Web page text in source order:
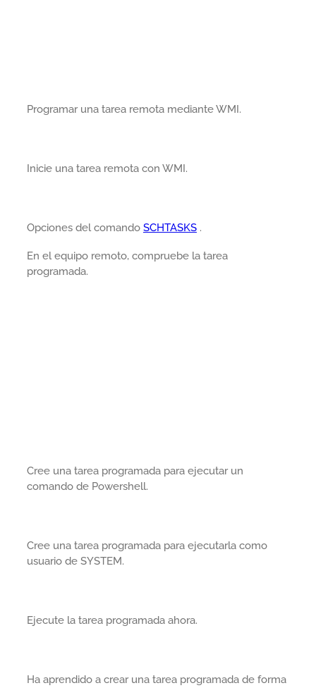
Programar una tarea remota mediante WMI.
Inicie una tarea remota con WMI.
Opciones del comando SCHTASKS.
En el equipo remoto, compruebe la tarea
programada.
Cree una tarea programada para ejecutar un
comando de Powershell.
Cree una tarea programada para ejecutarla como
usuario de SYSTEM.
Ejecute la tarea programada ahora.
Ha aprendido a crear una tarea programada de forma